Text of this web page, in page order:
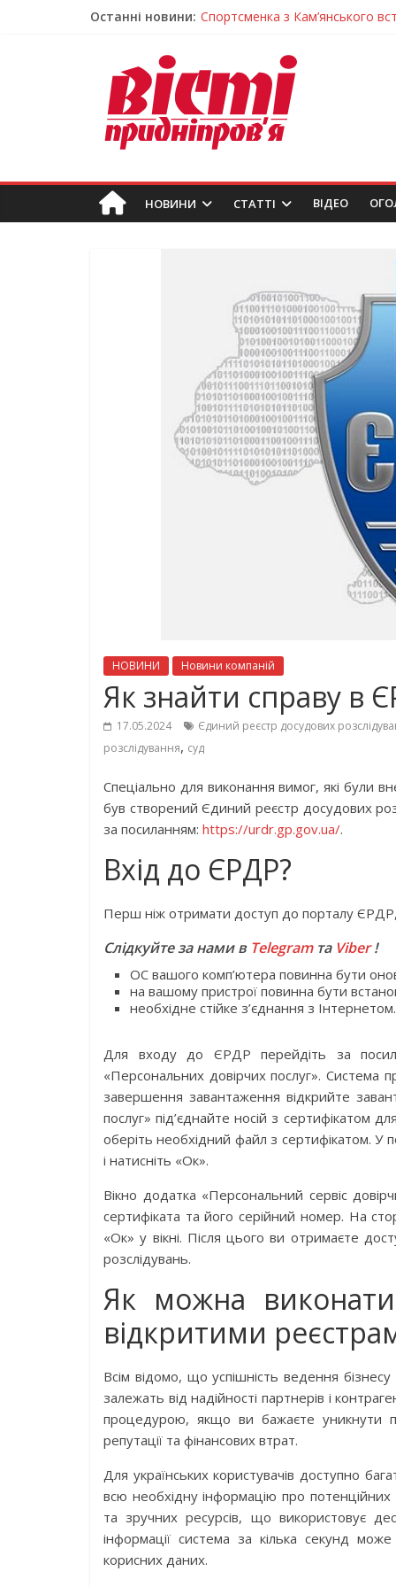
Останні новини: Приховав майно та доходи: на
У Дніпрі змагалися
Гречана каша з овочами і
НОВИНИ СТАТТІ ВIДЕО
НОВИНИ Новини компаній
Як знайти справу в
17.05.2024 Єдиний реєстр досудових
розслідування, суд
Спеціально для виконання вимог, які були
був створений Єдиний реєстр досудових
за посиланням: https://urdr.gp.gov.ua/.
Вхід до ЄРДР?
Перш ніж отримати доступ до порталу ЄРДР,
Слідкуйте за нами в Telegramта Viber!
ОС вашого комп’ютера повинна бути
на вашому пристрої повинна бути
необхідне стійке з’єднання з Інтернетом.
Для входу до ЄРДР перейдіть за
«Персональних довірчих послуг». Система
завершення завантаження відкрийте
послуг» під’єднайте носій з сертифікатом
оберіть необхідний файл з сертифікатом. У
і натисніть «Ок».
Вікно додатка «Персональний сервіс
сертифіката та його серійний номер. На
«Ок» у вікні. Після цього ви отримаєте
розслідувань.
Як можна виконати
відкритими
Всім відомо, що успішність ведення бізнесу
залежать від надійності партнерів і
процедурою, якщо ви бажаєте уникнути
репутації та фінансових втрат.
Для українських користувачів доступно
всю необхідну інформацію про
та зручних ресурсів, що використовує
інформації система за кілька секунд
корисних даних.